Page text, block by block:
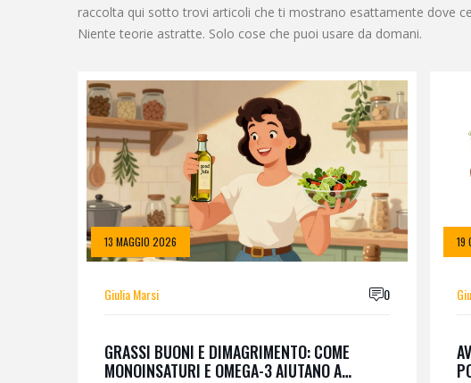
raccolta qui sotto trovi articoli che ti mostrano esattamente dove
Niente teorie astratte. Solo cose che puoi usare da domani.
13 MAGGIO 2026
Giulia Marsi 0
GRASSI BUONI E DIMAGRIMENTO: COME
MONOINSATURI E OMEGA-3 AIUTANO A
19